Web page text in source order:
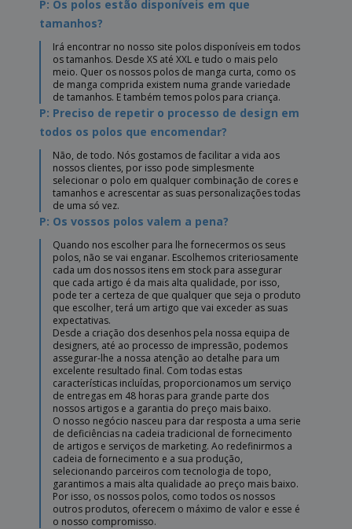
P: Os polos estão disponíveis em que
tamanhos?
Irá encontrar no nosso site polos disponíveis em todos
os tamanhos. Desde XS até XXL e tudo o mais pelo
meio. Quer os nossos polos de manga curta, como os
de manga comprida existem numa grande variedade
de tamanhos. E também temos polos para criança.
P: Preciso de repetir o processo de design em
todos os polos que encomendar?
Não, de todo. Nós gostamos de facilitar a vida aos
nossos clientes, por isso pode simplesmente
selecionar o polo em qualquer combinação de cores e
tamanhos e acrescentar as suas personalizações todas
de uma só vez.
P: Os vossos polos valem a pena?
Quando nos escolher para lhe fornecermos os seus
polos, não se vai enganar. Escolhemos criteriosamente
cada um dos nossos itens em stock para assegurar
que cada artigo é da mais alta qualidade, por isso,
pode ter a certeza de que qualquer que seja o produto
que escolher, terá um artigo que vai exceder as suas
expectativas.
Desde a criação dos desenhos pela nossa equipa de
designers, até ao processo de impressão, podemos
assegurar-lhe a nossa atenção ao detalhe para um
excelente resultado final. Com todas estas
características incluídas, proporcionamos um serviço
de entregas em 48 horas para grande parte dos
nossos artigos e a garantia do preço mais baixo.
O nosso negócio nasceu para dar resposta a uma serie
de deficiências na cadeia tradicional de fornecimento
de artigos e serviços de marketing. Ao redefinirmos a
cadeia de fornecimento e a sua produção,
selecionando parceiros com tecnologia de topo,
garantimos a mais alta qualidade ao preço mais baixo.
Por isso, os nossos polos, como todos os nossos
outros produtos, oferecem o máximo de valor e esse é
o nosso compromisso.